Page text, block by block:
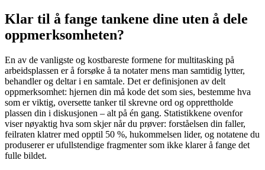
Klar til å fange tankene dine uten å dele
oppmerksomheten?
En av de vanligste og kostbareste formene for multitasking på
arbeidsplassen er å forsøke å ta notater mens man samtidig lytter,
behandler og deltar i en samtale. Det er definisjonen av delt
oppmerksomhet: hjernen din må kode det som sies, bestemme hva
som er viktig, oversette tanker til skrevne ord og opprettholde
plassen din i diskusjonen – alt på én gang. Statistikkene ovenfor
viser nøyaktig hva som skjer når du prøver: forståelsen din faller,
feilraten klatrer med opptil 50 %, hukommelsen lider, og notatene du
produserer er ufullstendige fragmenter som ikke klarer å fange det
fulle bildet.